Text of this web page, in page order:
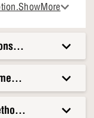
år (och det förstår
Och allt
ner... och bara